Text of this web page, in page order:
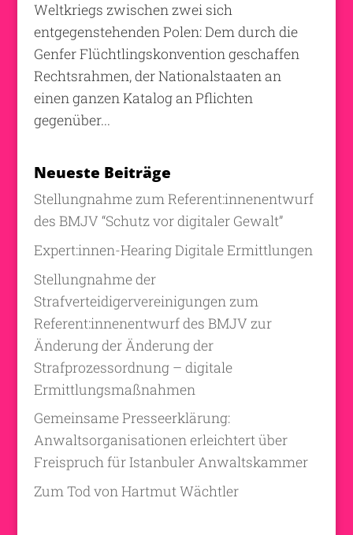
Weltkriegs zwischen zwei sich
entgegenstehenden Polen: Dem durch die
Genfer Flüchtlingskonvention geschaffen
Rechtsrahmen, der Nationalstaaten an
einen ganzen Katalog an Pflichten
gegenüber...
Neueste Beiträge
Stellungnahme zum Referent:innenentwurf
des BMJV “Schutz vor digitaler Gewalt”
Expert:innen-Hearing Digitale Ermittlungen
Stellungnahme der
Strafverteidigervereinigungen zum
Referent:innenentwurf des BMJV zur
Änderung der Änderung der
Strafprozessordnung – digitale
Ermittlungsmaßnahmen
Gemeinsame Presseerklärung:
Anwaltsorganisationen erleichtert über
Freispruch für Istanbuler Anwaltskammer
Zum Tod von Hartmut Wächtler